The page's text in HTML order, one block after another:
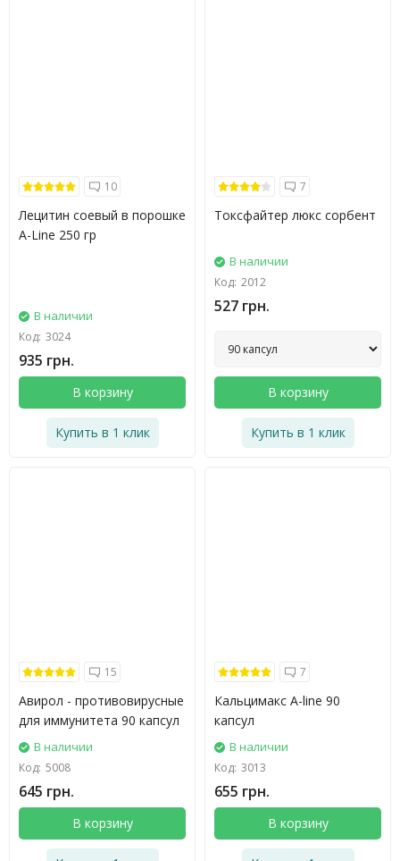
10
Лецитин соевый в порошке
A-Line 250 гр
В наличии
Код: 3024
935 грн.
В корзину
Купить в 1 клик
7
Токсфайтер люкс сорбент
В наличии
Код: 2012
527 грн.
В корзину
Купить в 1 клик
15
Авирол - противовирусные
для иммунитета 90 капсул
В наличии
Код: 5008
645 грн.
В корзину
7
Кальцимакс A-line 90
капсул
В наличии
Код: 3013
655 грн.
В корзину